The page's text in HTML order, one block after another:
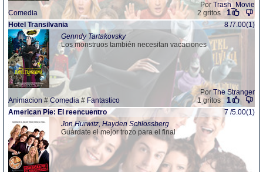
Por Trash_Movie
Comedia
1
2 gritos
Hotel Transilvania
8 /7.00(1)
Genndy Tartakovsky
Los monstruos también necesitan vacaciones
PorThe Stranger
Animacion #Comedia # Fantastico 1
1 gritos
American Pie: El reencuentro
7 /5.00(1)
Jon Hurwitz, Hayden Schlossberg
Guárdate el mejor trozo para el final